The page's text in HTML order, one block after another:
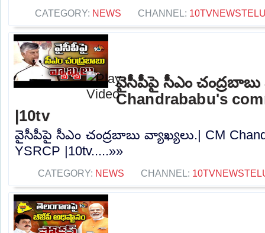
CATEGORY: NEWS CHANNEL:
వైసీపీపై సీఎం చంద్రబాబు
Chandrababu's
|10tv
వైసీపీపై సీఎం చంద్రబాబు వ్యాఖ్యలు.| CM
YSRCP |10tv.....»»
CATEGORY: NEWS CHANNEL: